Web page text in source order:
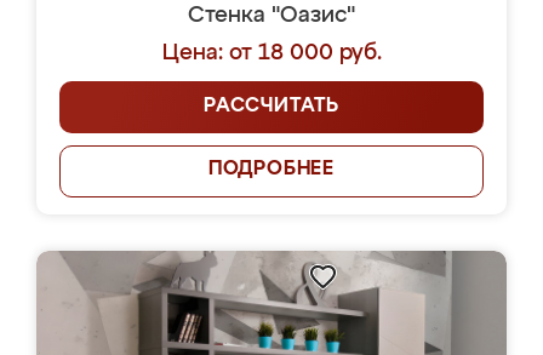
Стенка "Оазис"
Цена: от 18 000 руб.
РАССЧИТАТЬ
ПОДРОБНЕЕ